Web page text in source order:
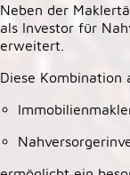
Neben der
als Investor für
erweitert.
Diese Kombination